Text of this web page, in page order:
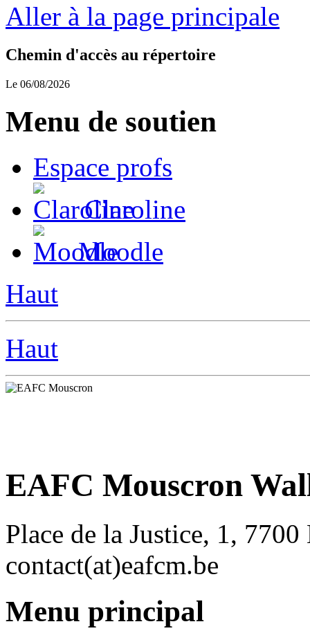
Aller à la page principale
Chemin d'accès au répertoire
Le 06/08/2026
Menu de soutien
Espace profs
Claroline
Moodle
Haut
Haut
EAFC Mouscron
Place de la Justice, 1,
contact(at)eafcm.be
Menu principal